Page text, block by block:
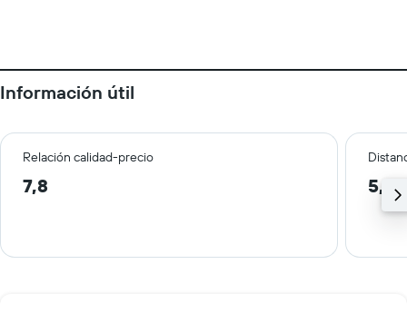
Información útil
Relación calidad-precio
7,8 5,1